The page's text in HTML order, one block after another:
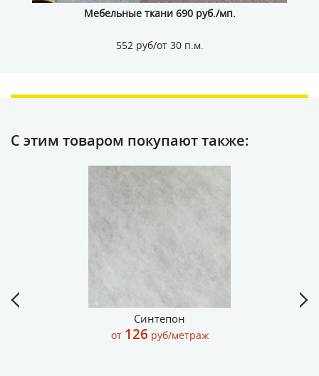
Мебельные ткани 690 руб./мп.
552 руб/от 30 п.м.
С этим товаром покупают также:
Синтепон
от 126 руб/метраж